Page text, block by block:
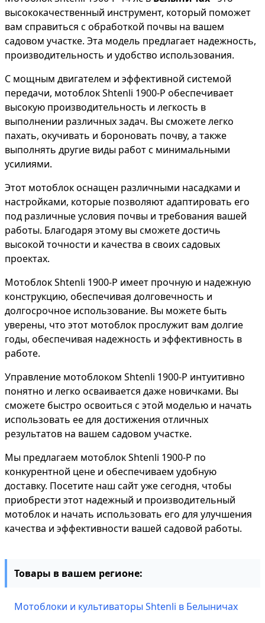
высококачественный инструмент, который поможет
вам справиться с обработкой почвы на вашем
садовом участке. Эта модель предлагает надежность,
производительность и удобство использования.
С мощным двигателем и эффективной системой
передачи, мотоблок Shtenli 1900-P обеспечивает
высокую производительность и легкость в
выполнении различных задач. Вы сможете легко
пахать, окучивать и бороновать почву, а также
выполнять другие виды работ с минимальными
усилиями.
Этот мотоблок оснащен различными насадками и
настройками, которые позволяют адаптировать его
под различные условия почвы и требования вашей
работы. Благодаря этому вы сможете достичь
высокой точности и качества в своих садовых
проектах.
Мотоблок Shtenli 1900-P имеет прочную и надежную
конструкцию, обеспечивая долговечность и
долгосрочное использование. Вы можете быть
уверены, что этот мотоблок прослужит вам долгие
годы, обеспечивая надежность и эффективность в
работе.
Управление мотоблоком Shtenli 1900-P интуитивно
понятно и легко осваивается даже новичками. Вы
сможете быстро освоиться с этой моделью и начать
использовать ее для достижения отличных
результатов на вашем садовом участке.
Мы предлагаем мотоблок Shtenli 1900-P по
конкурентной цене и обеспечиваем удобную
доставку. Посетите наш сайт уже сегодня, чтобы
приобрести этот надежный и производительный
мотоблок и начать использовать его для улучшения
качества и эффективности вашей садовой работы.
Товары в вашем регионе:
Мотоблоки и культиваторы Shtenli в Белыничах